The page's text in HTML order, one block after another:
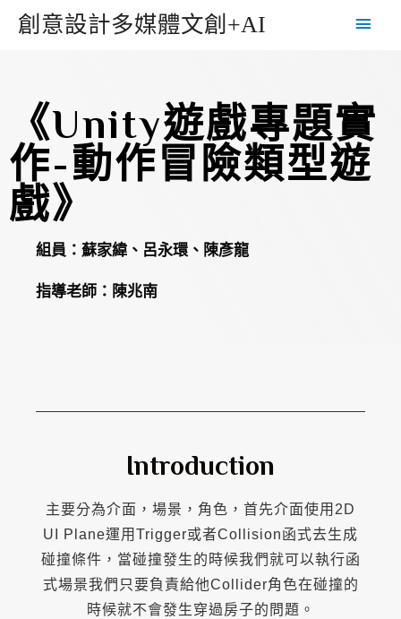
創意設計多媒體文創+AI
《Unity遊戲專題實
作-動作冒險類型遊
戲》
組員：蘇家緯、呂永環、陳彥龍
指導老師：陳兆南
Introduction
主要分為介面，場景，角色，首先介面使用2D
UI Plane運用Trigger或者Collision函式去生成
碰撞條件，當碰撞發生的時候我們就可以執行函
式場景我們只要負責給他Collider角色在碰撞的
時候就不會發生穿過房子的問題。